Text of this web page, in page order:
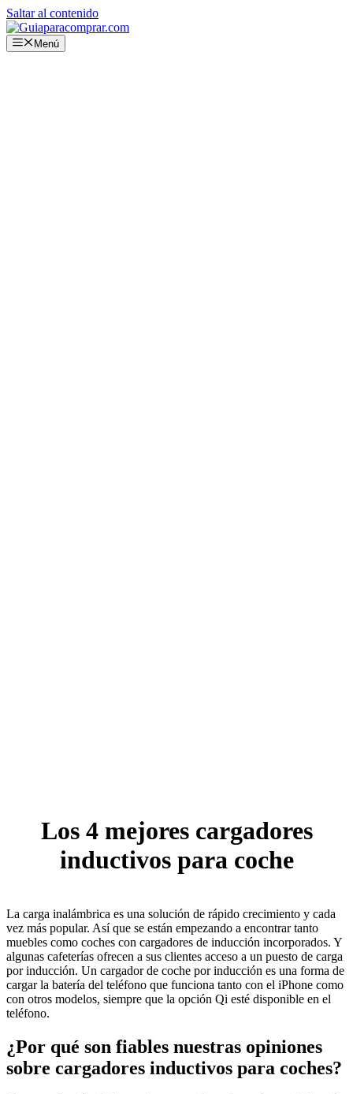
Saltar al contenido
Menú
Los 4 mejores cargadores
inductivos para coche
La carga inalámbrica es una solución de rápido crecimiento y cada
vez más popular. Así que se están empezando a encontrar tanto
muebles como coches con cargadores de inducción incorporados. Y
algunas cafeterías ofrecen a sus clientes acceso a un puesto de carga
por inducción. Un cargador de coche por inducción es una forma de
cargar la batería del teléfono que funciona tanto con el iPhone como
con otros modelos, siempre que la opción Qi esté disponible en el
teléfono.
¿Por qué son fiables nuestras opiniones
sobre cargadores inductivos para coches?